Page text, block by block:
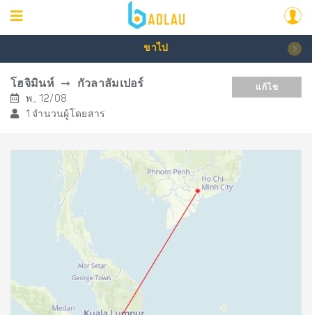
ขาไป
โฮจิมินห์ กัวลาลัมเปอร์
พ., 12/08
1 จำนวนผู้โดยสาร
แก้ไข